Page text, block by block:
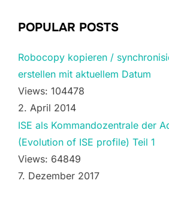
POPULAR POSTS
Robocopy kopieren /
erstellen mit aktuellem Datum
Views: 104478
2. April 2014
ISE als Kommandozentrale der
(Evolution of ISE profile) Teil 1
Views: 64849
7. Dezember 2017